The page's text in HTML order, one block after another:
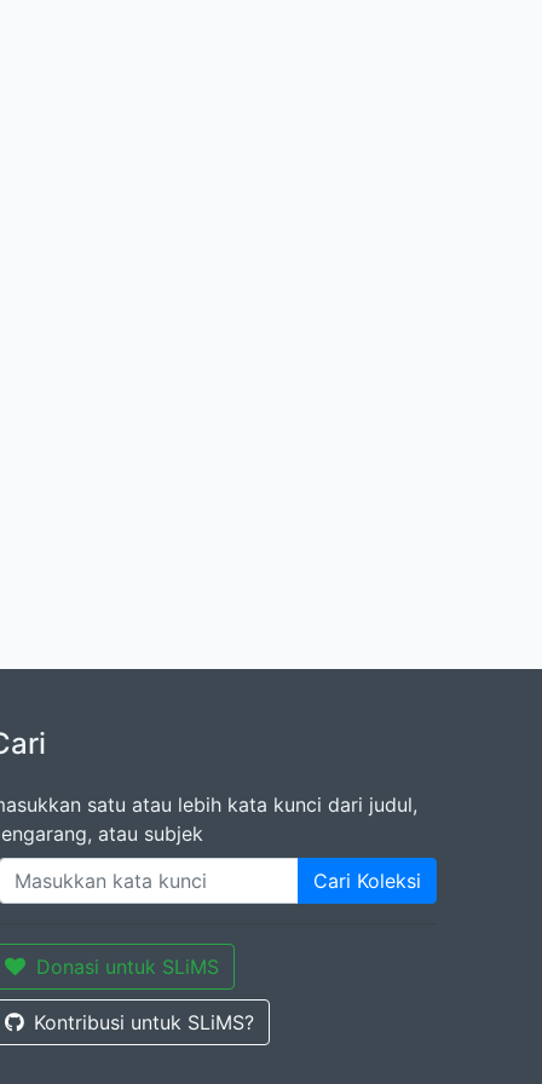
satu atau lebih kata kunci dari judul,
atau subjek
Cari Koleksi
Donasi untuk SLiMS
Kontribusi untuk SLiMS?